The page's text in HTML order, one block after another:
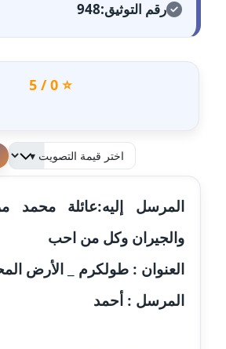
مدونة أحمد سيد
عاملة
مدونة أحمد عبد الفتاح
عاملة
مدونة احمد كريدي
عاملة
مدونة أحمد مليجي
رقم التوثيق:948
⭐ 0 / 5
لطفا قم
المرسل إليه:عائلة محمد
والجيران وكل من احب
العنوان : طولكرم _ الأرض
المرسل : أحمد